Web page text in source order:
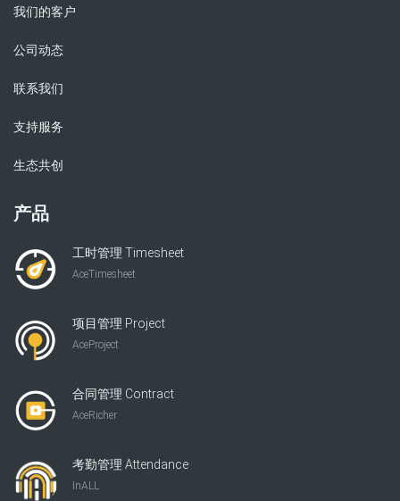
我们的客户
公司动态
联系我们
支持服务
生态共创
产品
工时管理 Timesheet
AceTimesheet
项目管理 Project
AceProject
合同管理 Contract
AceRicher
考勤管理 Attendance
InALL